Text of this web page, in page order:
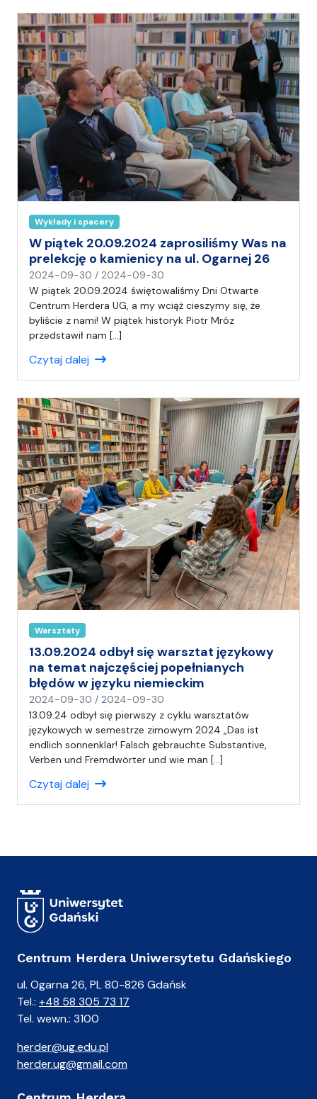
)
n
i
a
Wykłady i spacery
W piątek 20.09.2024 zaprosiliśmy Was na
prelekcję o kamienicy na ul. Ogarnej 26
2024-09-30 / 2024-09-30
a
p
i
(
)
A
n
i
a
W piątek 20.09.2024 świętowaliśmy Dni Otwarte
Centrum Herdera UG, a my wciąż cieszymy się, że
byliście z nami! W piątek historyk Piotr Mróz
przedstawił nam […]
Czytaj dalej
Warsztaty
13.09.2024 odbył się warsztat językowy
na temat najczęściej popełnianych
błędów w języku niemieckim
2024-09-30 / 2024-09-30
a
p
i
s
(
13.09.24 odbył się pierwszy z cyklu warsztatów
językowych w semestrze zimowym 2024 „Das ist
endlich sonnenklar! Falsch gebrauchte Substantive,
Verben und Fremdwörter und wie man […]
Czytaj dalej
Centrum Herdera Uniwersytetu Gdańskiego
ul. Ogarna 26, PL 80-826 Gdańsk
Tel.: +48 58 305 73 17
Tel. wewn.: 3100
herder@ug.edu.pl
herder.ug@gmail.com